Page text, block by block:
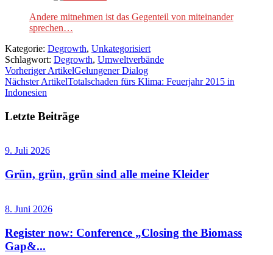
Andere mitnehmen ist das Gegenteil von miteinander
sprechen…
Kategorie: Degrowth, Unkategorisiert
Schlagwort: Degrowth, Umweltverbände
Vorheriger ArtikelGelungener Dialog
Nächster ArtikelTotalschaden fürs Klima: Feuerjahr 2015 in
Indonesien
Letzte Beiträge
9. Juli 2026
Grün, grün, grün sind alle meine Kleider
8. Juni 2026
Register now: Conference „Closing the Biomass
Gap&...